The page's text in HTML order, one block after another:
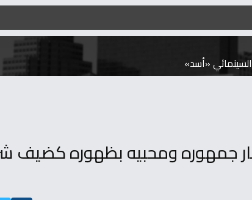
المسرح
«أسد»
جمهوره ومحبيه بظهوره كضيف